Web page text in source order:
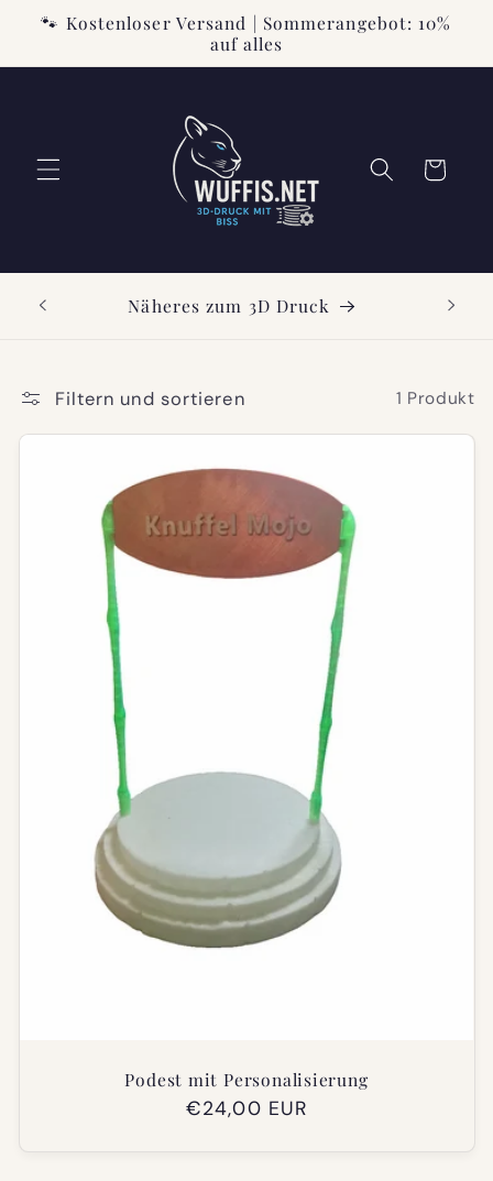
zum
🐾 Kostenloser Versand | Sommerangebot: 10%
auf alles
Warenkorb
Näheres zum 3D Druck
Filtern und sortieren 1 Produkt
Podest mit Personalisierung
Normaler
€24,00 EUR